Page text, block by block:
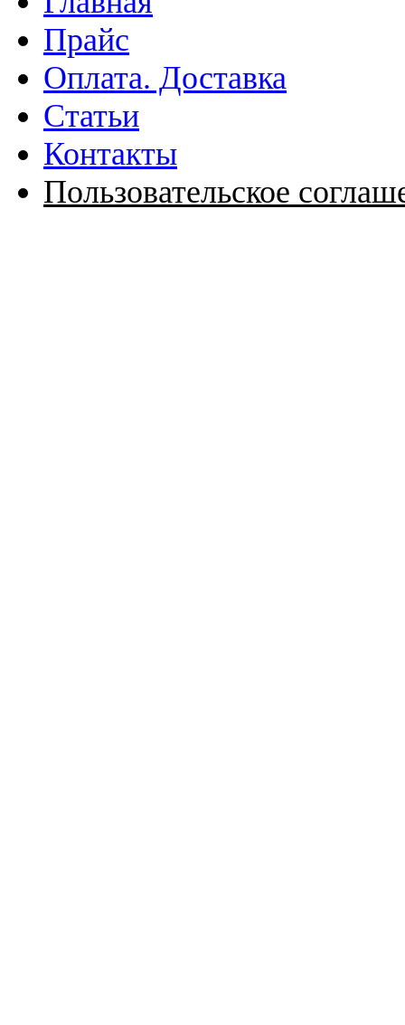
Прайс
Оплата. Доставка
Статьи
Контакты
Пользовательское